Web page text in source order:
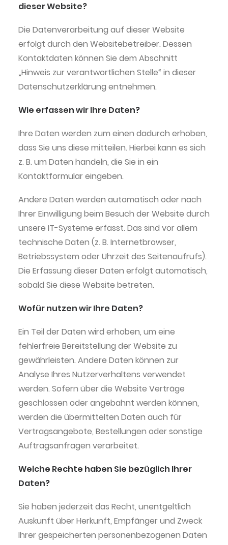
dieser Website?
Die Datenverarbeitung auf dieser Website
erfolgt durch den Websitebetreiber. Dessen
Kontaktdaten können Sie dem Abschnitt
„Hinweis zur verantwortlichen Stelle“ in dieser
Datenschutzerklärung entnehmen.
Wie erfassen wir Ihre Daten?
Ihre Daten werden zum einen dadurch erhoben,
dass Sie uns diese mitteilen. Hierbei kann es sich
z. B. um Daten handeln, die Sie in ein
Kontaktformular eingeben.
Andere Daten werden automatisch oder nach
Ihrer Einwilligung beim Besuch der Website durch
unsere IT-Systeme erfasst. Das sind vor allem
technische Daten (z. B. Internetbrowser,
Betriebssystem oder Uhrzeit des Seitenaufrufs).
Die Erfassung dieser Daten erfolgt automatisch,
sobald Sie diese Website betreten.
Wofür nutzen wir Ihre Daten?
Ein Teil der Daten wird erhoben, um eine
fehlerfreie Bereitstellung der Website zu
gewährleisten. Andere Daten können zur
Analyse Ihres Nutzerverhaltens verwendet
werden. Sofern über die Website Verträge
geschlossen oder angebahnt werden können,
werden die übermittelten Daten auch für
Vertragsangebote, Bestellungen oder sonstige
Auftragsanfragen verarbeitet.
Welche Rechte haben Sie bezüglich Ihrer
Daten?
Sie haben jederzeit das Recht, unentgeltlich
Auskunft über Herkunft, Empfänger und Zweck
Ihrer gespeicherten personenbezogenen Daten